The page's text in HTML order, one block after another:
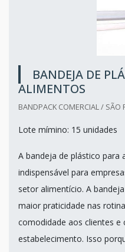
BANDEJA DE
ALIMENTOS
BANDPACK COMERCIAL / SÃO
Lote mímino: 15 unidades
A bandeja de plástico para
indispensável para
setor alimentício. A
maior praticidade nas
comodidade aos clientes e
estabelecimento. Isso